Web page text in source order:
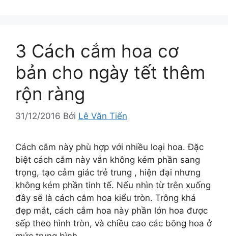
3 Cách cắm hoa cơ
bản cho ngày tết thêm
rộn ràng
31/12/2016 Bởi Lê Văn Tiến
Cách cắm này phù hợp với nhiều loại hoa. Đặc
biệt cách cắm này vẫn không kém phần sang
trọng, tạo cảm giác trẻ trung , hiện đại nhưng
không kém phần tinh tế. Nếu nhìn từ trên xuống
đây sẽ là cách cắm hoa kiểu tròn. Trông khá
đẹp mắt, cách cắm hoa này phần lớn hoa được
sếp theo hình tròn, và chiều cao các bông hoa ở